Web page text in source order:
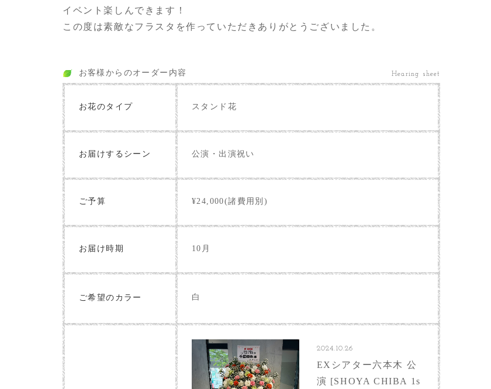
イベント楽しんできます！
この度は素敵なフラスタを作っていただきありがとうございました。
お客様からのオーダー内容 Hearing sheet
お花のタイプ スタンド花
お届けするシーン 公演・出演祝い
ご予算 ¥24,000(諸費用別)
お届け時期 10月
ご希望のカラー 白
2024.10.26
EXシアター六本木 公
演 [SHOYA CHIBA 1s